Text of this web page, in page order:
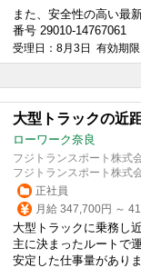
また、安全性の高い最
番号 29010-14767061
受理日：8月3日 有効期
大型トラックの近
ローワーク奈良
フジトランスポート株式
フジトランスポート株
正社員
月給 347,700円 ～
大型トラックに乗務し
主に決まったルートで
安定した仕事量がありま